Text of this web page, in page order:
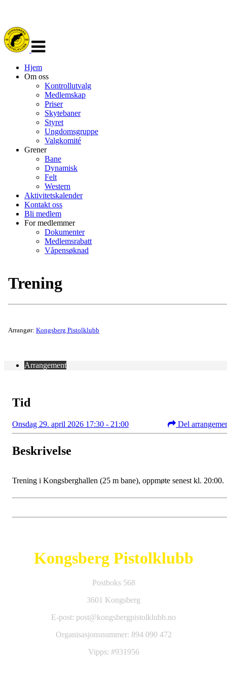
navigasjon
Hjem
Om oss
Kontrollutvalg
Medlemskap
Priser
Skytebaner
Styret
Ungdomsgruppe
Valgkomité
Grener
Bane
Dynamisk
Felt
Western
Aktivitetskalender
Kontakt oss
Bli medlem
For medlemmer
Dokumenter
Medlemsrabatt
Våpensøknad
Trening
Arrangør: Kongsberg Pistolklubb
Arrangement
Tid
Onsdag 29. april 2026 17:30 - 21:00 Del
Beskrivelse
Trening i Kongsberghallen (25 m bane), oppmøte senest kl. 20:00.
Kongsberg Pistolklubb
Postboks 568
3601 Kongsberg
E-post: post@kongsbergpistolklubb.no
Organisasjonsnummer: 894 090 472
Vipps: #931956